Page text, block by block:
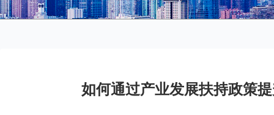
如何通过产业发展扶持政策